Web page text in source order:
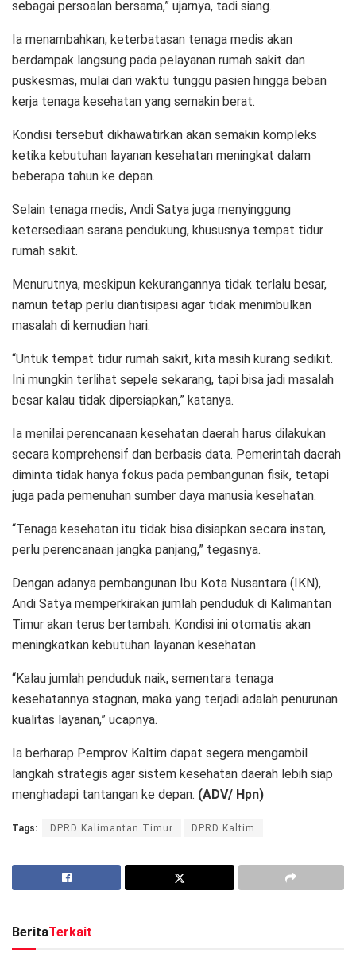
sebagai persoalan bersama,” ujarnya, tadi siang.
Ia menambahkan, keterbatasan tenaga medis akan
berdampak langsung pada pelayanan rumah sakit dan
puskesmas, mulai dari waktu tunggu pasien hingga beban
kerja tenaga kesehatan yang semakin berat.
Kondisi tersebut dikhawatirkan akan semakin kompleks
ketika kebutuhan layanan kesehatan meningkat dalam
beberapa tahun ke depan.
Selain tenaga medis, Andi Satya juga menyinggung
ketersediaan sarana pendukung, khususnya tempat tidur
rumah sakit.
Menurutnya, meskipun kekurangannya tidak terlalu besar,
namun tetap perlu diantisipasi agar tidak menimbulkan
masalah di kemudian hari.
“Untuk tempat tidur rumah sakit, kita masih kurang sedikit.
Ini mungkin terlihat sepele sekarang, tapi bisa jadi masalah
besar kalau tidak dipersiapkan,” katanya.
Ia menilai perencanaan kesehatan daerah harus dilakukan
secara komprehensif dan berbasis data. Pemerintah daerah
diminta tidak hanya fokus pada pembangunan fisik, tetapi
juga pada pemenuhan sumber daya manusia kesehatan.
“Tenaga kesehatan itu tidak bisa disiapkan secara instan,
perlu perencanaan jangka panjang,” tegasnya.
Dengan adanya pembangunan Ibu Kota Nusantara (IKN),
Andi Satya memperkirakan jumlah penduduk di Kalimantan
Timur akan terus bertambah. Kondisi ini otomatis akan
meningkatkan kebutuhan layanan kesehatan.
“Kalau jumlah penduduk naik, sementara tenaga
kesehatannya stagnan, maka yang terjadi adalah penurunan
kualitas layanan,” ucapnya.
Ia berharap Pemprov Kaltim dapat segera mengambil
langkah strategis agar sistem kesehatan daerah lebih siap
menghadapi tantangan ke depan. (ADV/ Hpn)
Tags: DPRD Kalimantan Timur DPRD Kaltim
BeritaTerkait